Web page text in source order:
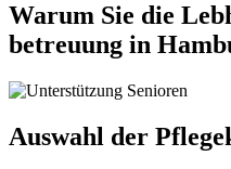
Warum Sie die
betreuung in
Auswahl der